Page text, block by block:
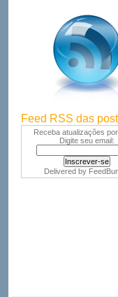
Feed RSS das
Receba atualizações por
Digite seu email:
Delivered by